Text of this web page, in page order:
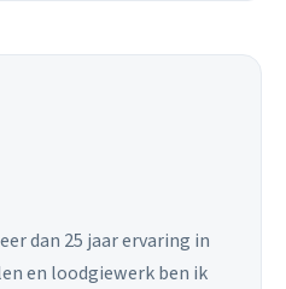
dan 25 jaar ervaring in
en loodgiewerk ben ik